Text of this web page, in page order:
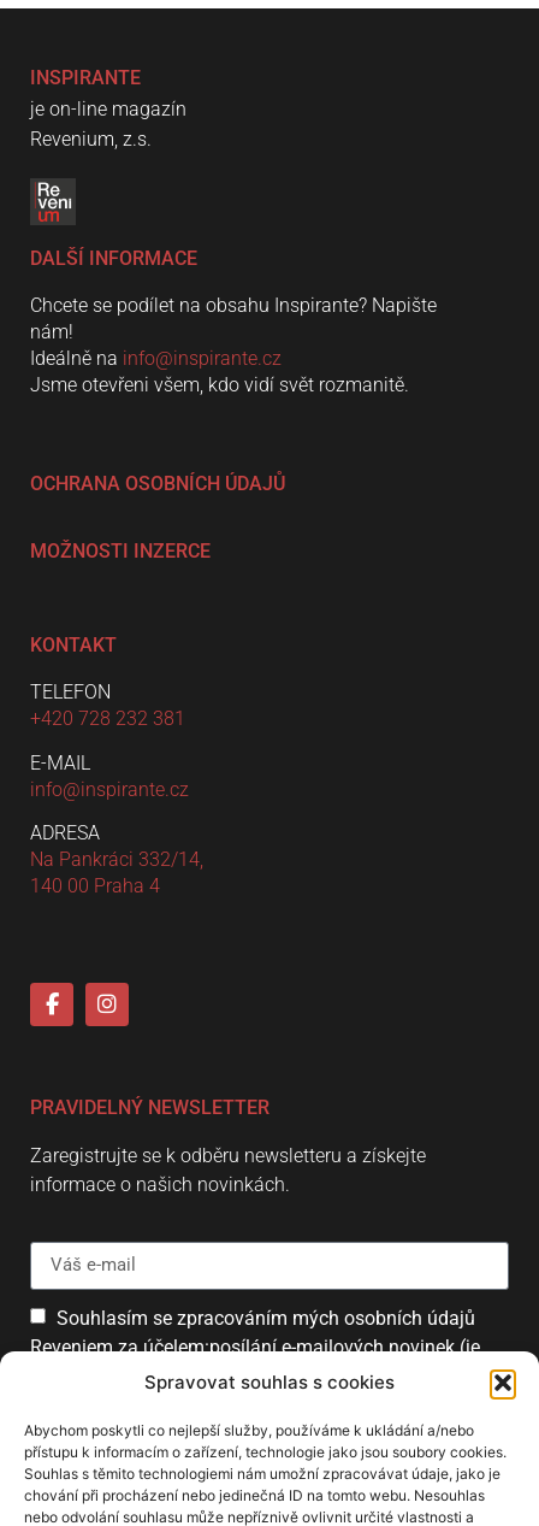
Spravovat souhlas s cookies
Abychom poskytli co nejlepší služby, používáme k ukládání a/nebo
přístupu k informacím o zařízení, technologie jako jsou soubory cookies.
Souhlas s těmito technologiemi nám umožní zpracovávat údaje, jako je
chování při procházení nebo jedinečná ID na tomto webu. Nesouhlas
nebo odvolání souhlasu může nepříznivě ovlivnit určité vlastnosti a
INSPIRANTE
je on-line magazín
Revenium, z.s.
DALŠÍ INFORMACE
Chcete se podílet na obsahu Inspirante? Napište
nám!
Ideálně na info@inspirante.cz
Jsme otevřeni všem, kdo vidí svět rozmanitě.
OCHRANA OSOBNÍCH ÚDAJŮ
MOŽNOSTI INZERCE
KONTAKT
TELEFON
+420 728 232 381
E-MAIL
info@inspirante.cz
ADRESA
Na Pankráci 332/14,
140 00 Praha 4
PRAVIDELNÝ NEWSLETTER
Zaregistrujte se k odběru newsletteru a získejte
informace o našich novinkách.
Souhlasím se zpracováním mých osobních údajů
Reveniem za účelem:posílání e-mailových novinek (je
možné se kdykoliv odhlásit).
Přihlásit